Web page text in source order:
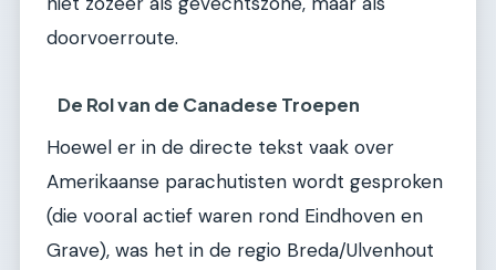
doorvoerroute.
De Rol van de Canadese Troepen
Hoewel er in de directe tekst vaak over
Amerikaanse parachutisten wordt gesproken
(die vooral actief waren rond Eindhoven en
Grave), was het in de regio Breda/Ulvenhout